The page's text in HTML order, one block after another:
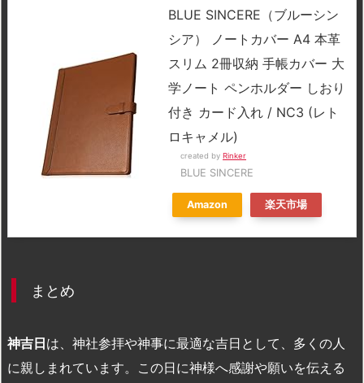
BLUE SINCERE（ブルーシン
シア） ノートカバー A4 本革
スリム 2冊収納 手帳カバー 大
学ノート ペンホルダー しおり
付き カード入れ / NC3 (レト
ロキャメル)
created by Rinker
BLUE SINCERE
Amazon 楽天市場
まとめ
神吉日は、神社参拝や神事に最適な吉日として、多くの人
に親しまれています。この日に神様へ感謝や願いを伝える